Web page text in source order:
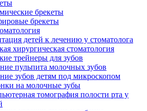
брекеты
брекеты
детей к лечению у стоматолога
хирургическая стоматология
трейнеры для зубов
пульпита молочных зубов
зубов детям под микроскопом
на молочные зубы
томография полости рта у